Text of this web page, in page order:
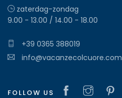
zaterdag-zondag
9.00 - 13.00 / 14.00 - 18.00
+39 0365 388019
info@vacanzecolcuore.com
FOLLOW US